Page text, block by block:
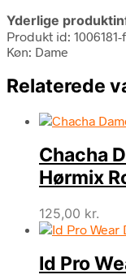
Yderlige
Produkt id:
Køn: Dame
Relaterede
Chacha
Hørmix
125,00 kr.
Id Pro